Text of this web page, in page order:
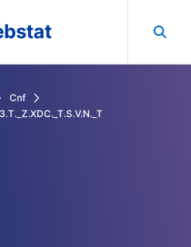
Cnf